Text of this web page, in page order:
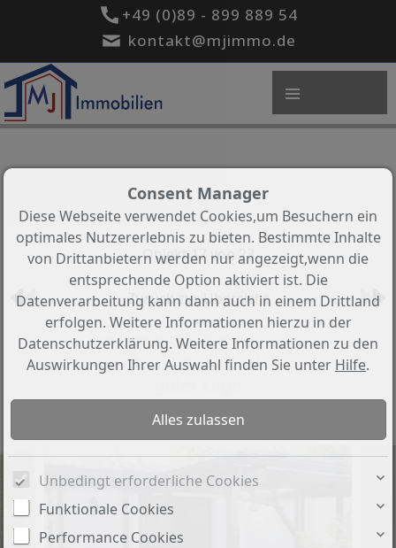
+49 (0)89 - 899 889 54
kontakt@mjimmo.de
Objekt 17 von 23
Zurück zur Übersicht
**VERMITTELT ** Helle u.
familienfreundliche DHH in sehr
Objekt-Nr.: 400
Consent Manager
Diese Webseite verwendet Cookies,um Besuchern ein
optimales Nutzererlebnis zu bieten. Bestimmte Inhalte
von Drittanbietern werden nur angezeigt,wenn die
entsprechende Option aktiviert ist. Die
Datenverarbeitung kann dann auch in einem Drittland
erfolgen. Weitere Informationen hierzu in der
Datenschutzerklärung. Weitere Informationen zu den
Auswirkungen Ihrer Auswahl finden Sie unter Hilfe.
Unbedingt erforderliche Cookies
Funktionale Cookies
Performance Cookies